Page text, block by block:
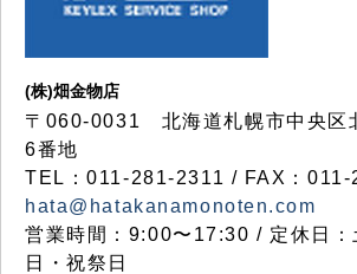
(株)畑金物店
〒060-0031 北海道札幌市中央区
6番地
TEL：011-281-2311 / FAX：
hata@hatakanamonoten.com
営業時間：9:00〜17:30 / 定休日：
日・祝祭日